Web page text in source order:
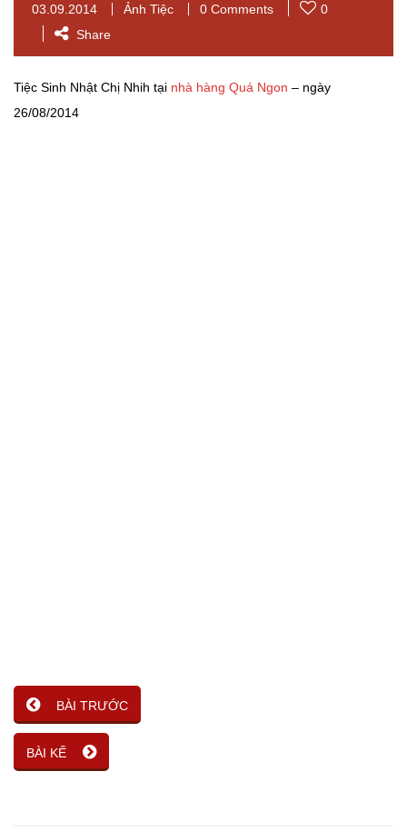
03.09.2014 Ảnh Tiệc 0 Comments
0
Share
Tiệc Sinh Nhật Chị Nhih tại nhà hàng Quá Ngon – ngày
26/08/2014
BÀI TRƯỚC
BÀI KẾ